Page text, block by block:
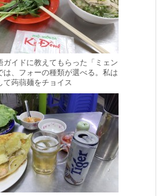
ガイドに教えてもらった「ミェン
は、フォーの種類が選べる。私は
て蒟蒻麺をチョイス